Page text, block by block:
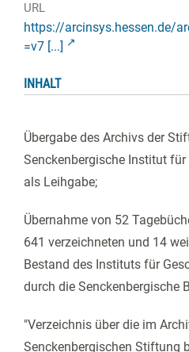
URL
https://arcinsys.hessen.de/
=v7 [...]
INHALT
Übergabe des Archivs der
Senckenbergische Institut
als Leihgabe;
Übernahme von 52
641 verzeichneten und 14
Bestand des Instituts für
durch die Senckenbergische
"Verzeichnis über die im
Senckenbergischen Stiftung